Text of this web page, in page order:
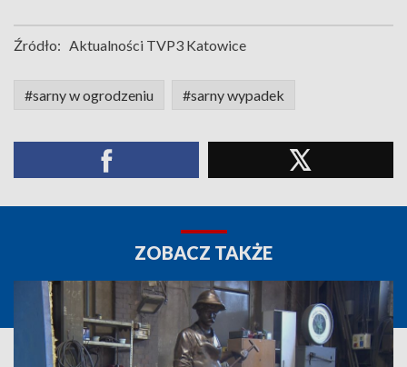
Źródło: Aktualności TVP3 Katowice
#sarny w ogrodzeniu #sarny wypadek
ZOBACZ TAKŻE